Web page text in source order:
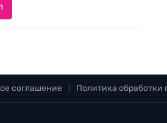
соглашение Политика